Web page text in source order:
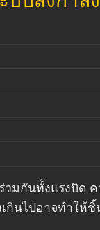
มกันทั้งแรงบิด
เกินไปอาจทำให้